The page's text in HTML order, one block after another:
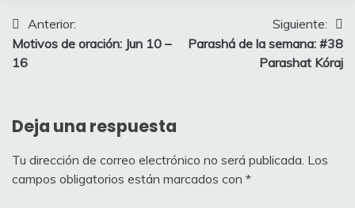
Navegación
de
Anterior:
Motivos de oración: Jun 10 –
16
Siguiente:
Parashá de la semana: #38
Parashat Kóraj
Deja una respuesta
Tu dirección de correo electrónico no será publicada. Los
campos obligatorios están marcados con *